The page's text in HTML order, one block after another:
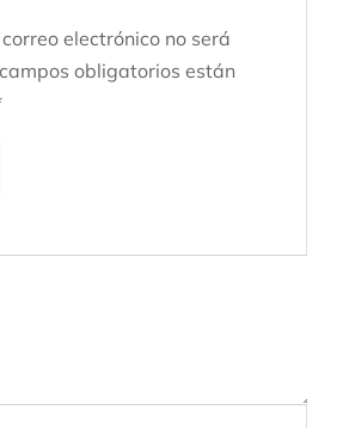
electrónico no será
obligatorios están